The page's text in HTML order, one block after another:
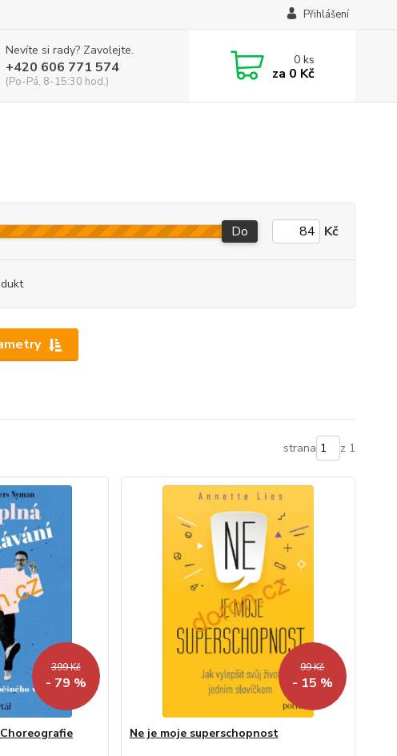
Přihlášení
Nevíte si rady? Zavolejte.
+420 606 771 574
(Po-Pá, 8-15:30 hod.)
0ks
za 0 Kč
Do Kč
strana z 1
399 Kč
- 79 %
99 Kč
- 15 %
Ne je moje superschopnost